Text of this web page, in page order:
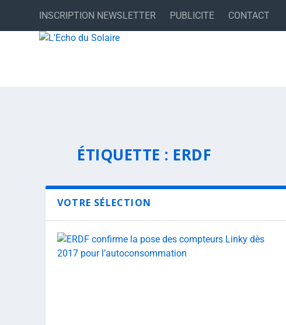
INSCRIPTION NEWSLETTER PUBLICITE CONTACT
ÉTIQUETTE : ERDF
VOTRE SÉLECTION